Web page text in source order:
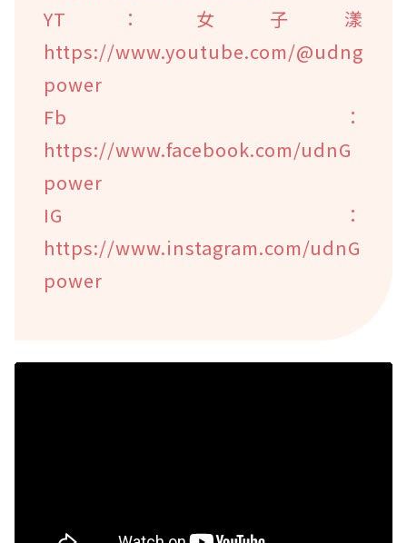
YT：女子漾
https://www.youtube.com/@udng
power
Fb：
https://www.facebook.com/udnG
power
IG：
https://www.instagram.com/udnG
power